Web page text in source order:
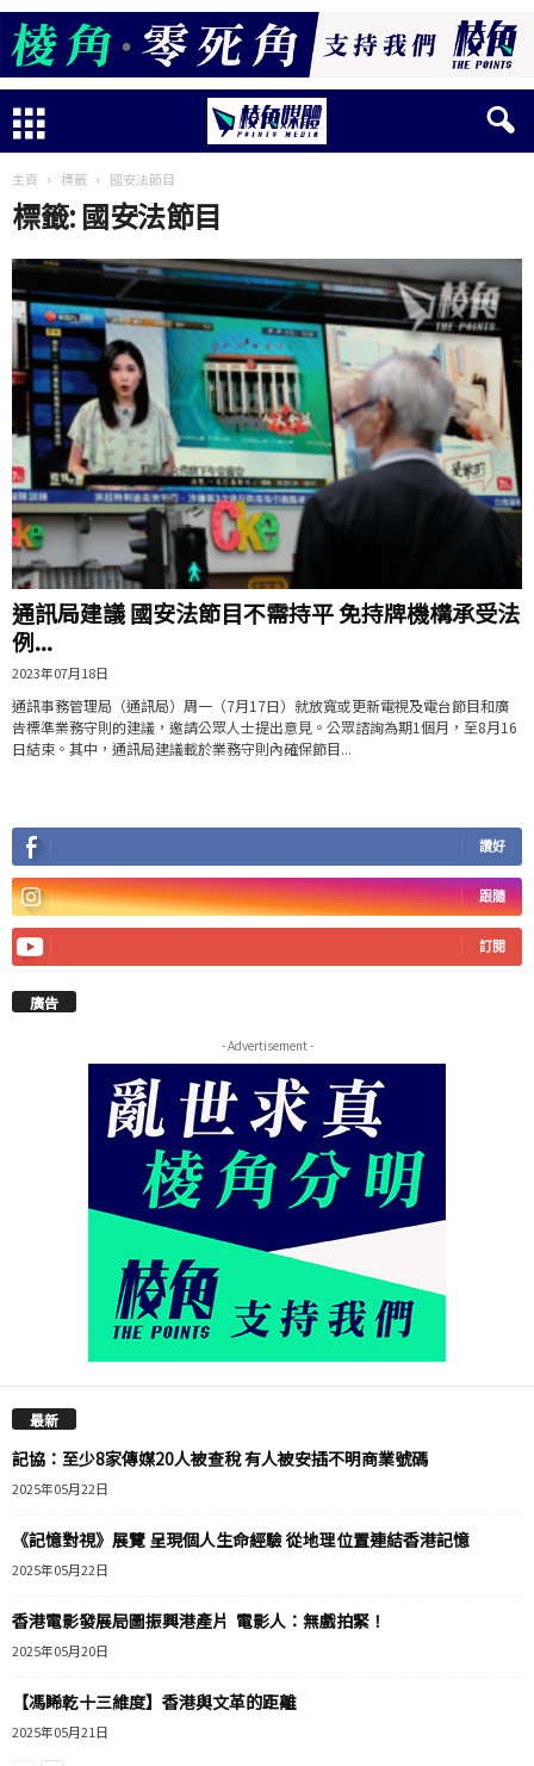
主頁 標籤 國安法節目
標籤: 國安法節目
通訊局建議 國安法節目不需持平 免持牌機構承受法
例...
2023年07月18日
通訊事務管理局（通訊局）周一（7月17日）就放寬或更新電視及電台節目和廣
告標準業務守則的建議，邀請公眾人士提出意見。公眾諮詢為期1個月，至8月16
日結束。其中，通訊局建議載於業務守則內確保節目...
讚好
跟隨
訂閱
廣告
- Advertisement -
最新
記協：至少8家傳媒20人被查稅 有人被安插不明商業號碼
2025年05月22日
《記憶對視》展覽 呈現個人生命經驗 從地理位置連結香港記憶
2025年05月22日
香港電影發展局圖振興港產片 電影人：無戲拍緊！
2025年05月20日
【馮睎乾十三維度】香港與文革的距離
2025年05月21日